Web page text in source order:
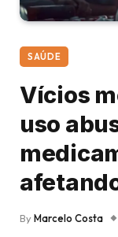
SAÚDE
Vícios
uso
ByMarcelo Costa